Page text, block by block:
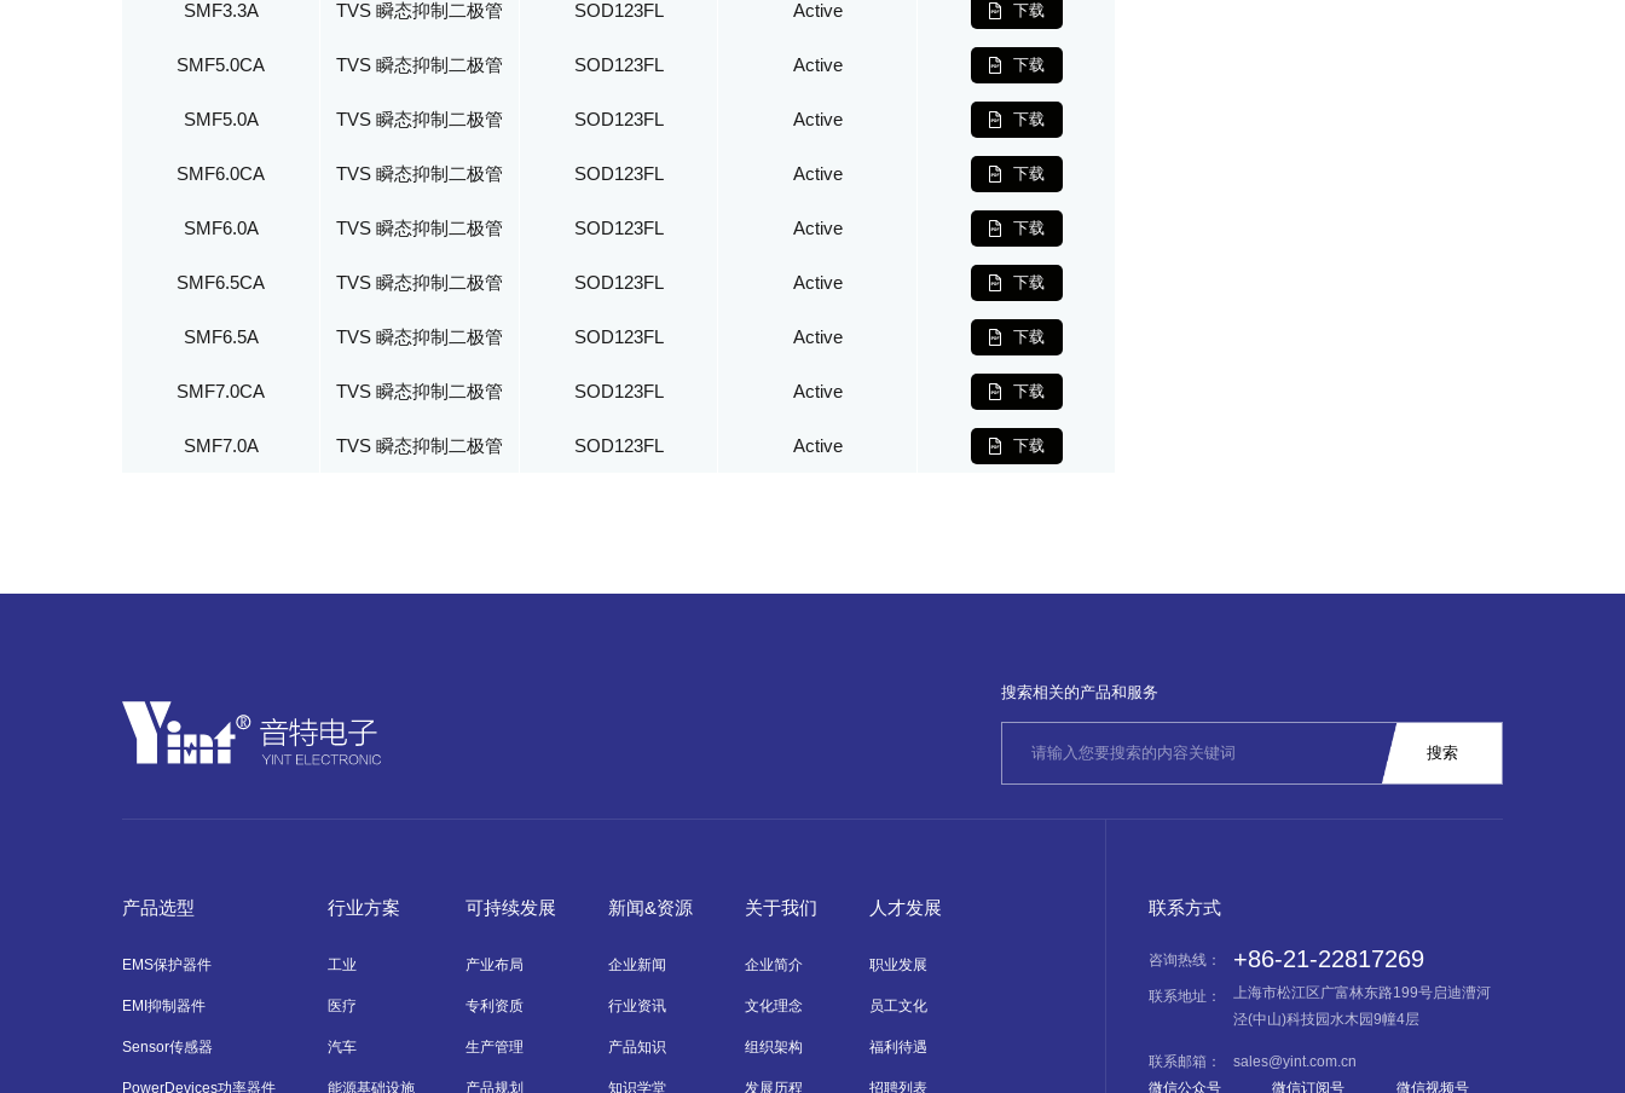
SMF3.3A TVS 瞬态抑制二极管 SOD123FL Active 下载
SMF5.0CA TVS 瞬态抑制二极管 SOD123FL Active 下载
SMF5.0A TVS 瞬态抑制二极管 SOD123FL Active 下载
SMF6.0CA TVS 瞬态抑制二极管 SOD123FL Active 下载
SMF6.0A TVS 瞬态抑制二极管 SOD123FL Active 下载
SMF6.5CA TVS 瞬态抑制二极管 SOD123FL Active 下载
SMF6.5A TVS 瞬态抑制二极管 SOD123FL Active 下载
SMF7.0CA TVS 瞬态抑制二极管 SOD123FL Active 下载
SMF7.0A TVS 瞬态抑制二极管 SOD123FL Active 下载
搜索相关的产品和服务
产品选型
EMS保护器件
EMI抑制器件
Sensor传感器
PowerDevices功率器件
行业方案
工业
医疗
汽车
能源基础设施
可持续发展
产业布局
专利资质
生产管理
产品规划
新闻&资源
企业新闻
行业资讯
产品知识
知识学堂
关于我们
企业简介
文化理念
组织架构
发展历程
人才发展
职业发展
员工文化
福利待遇
招聘列表
联系方式
咨询热线： +86-21-22817269
联系地址：
上海市松江区广富林东路199号启迪漕河
泾(中山)科技园水木园9幢4层
联系邮箱：
sales@yint.com.cn
微信公众号
微信订阅号 微信视频号